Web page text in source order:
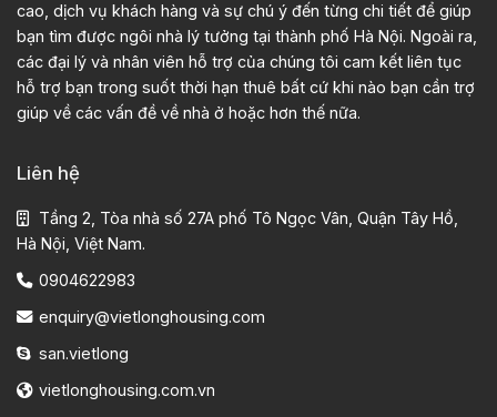
cao, dịch vụ khách hàng và sự chú ý đến từng chi tiết để giúp
bạn tìm được ngôi nhà lý tưởng tại thành phố Hà Nội. Ngoài ra,
các đại lý và nhân viên hỗ trợ của chúng tôi cam kết liên tục
hỗ trợ bạn trong suốt thời hạn thuê bất cứ khi nào bạn cần trợ
giúp về các vấn đề về nhà ở hoặc hơn thế nữa.
Liên hệ
Tầng 2, Tòa nhà số 27A phố Tô Ngọc Vân, Quận Tây Hồ,
Hà Nội, Việt Nam.
0904622983
enquiry@vietlonghousing.com
san.vietlong
vietlonghousing.com.vn